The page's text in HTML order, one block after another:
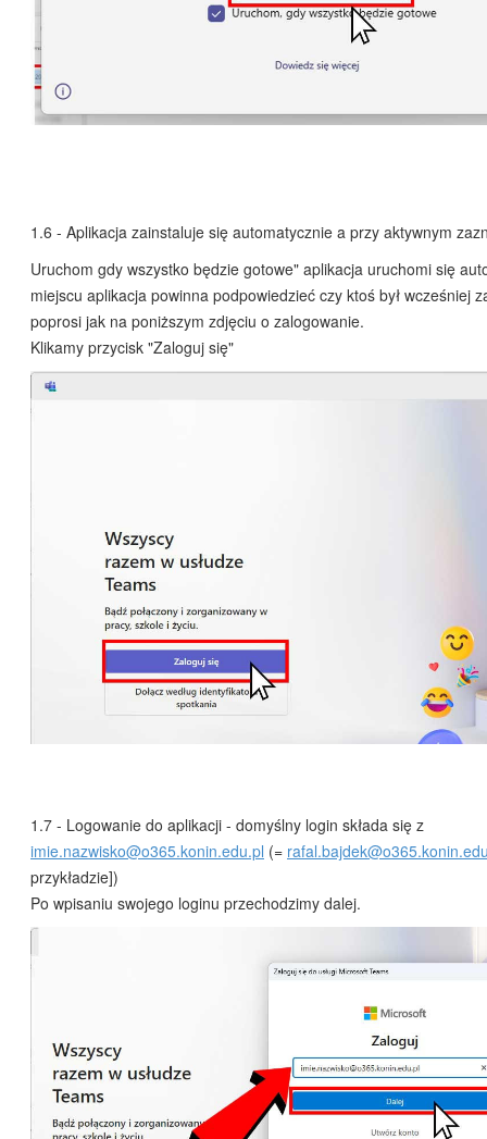
1.6 - Aplikacja zainstaluje się automatycznie a przy aktywnym
Uruchom gdy wszystko będzie gotowe" aplikacja uruchomi się
miejscu aplikacja powinna podpowiedzieć czy ktoś był wcześniej
poprosi jak na poniższym zdjęciu o zalogowanie.
Klikamy przycisk "Zaloguj się"
1.7 - Logowanie do aplikacji - domyślny login składa się z
imie.nazwisko@o365.konin.edu.pl (=
przykładzie])
Po wpisaniu swojego loginu przechodzimy dalej.